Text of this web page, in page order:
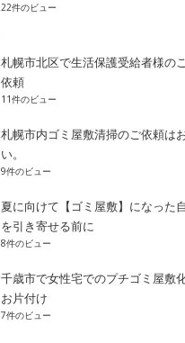
22件のビュー
札幌市北区で生活保護受給者様の
依頼
11件のビュー
札幌市内ゴミ屋敷清掃のご依頼は
い。
9件のビュー
夏に向けて【ゴミ屋敷】になった
を引き寄せる前に
8件のビュー
千歳市で女性宅でのプチゴミ屋敷
お片付け
7件のビュー